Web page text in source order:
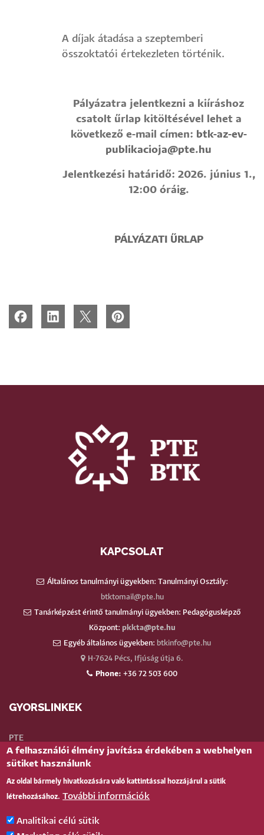
A díjak átadása a szeptemberi
összoktatói értekezleten történik.
Pályázatra jelentkezni a kiíráshoz
csatolt űrlap kitöltésével lehet a
következő e-mail címen: btk-az-ev-
publikacioja@pte.hu
Jelentkezési határidő: 2026. június 1.,
12:00 óráig.
PÁLYÁZATI ŰRLAP
KAPCSOLAT
Általános tanulmányi ügyekben: Tanulmányi Osztály:
btktomail@pte.hu
Tanárképzést érintő tanulmányi ügyekben: Pedagógusképző
Központ: pkkta@pte.hu
Egyéb általános ügyekben: btkinfo@pte.hu
H-7624 Pécs, Ifjúság útja 6.
Phone: +36 72 503 600
GYORSLINKEK
PTE
Neptun
Telefonkönyv
Teams
TÉR(oktatói)
A felhasználói élmény javítása érdekében a webhelyen
sütiket használunk
Az oldal bármely hivatkozására való kattintással hozzájárul a sütik
létrehozásához. További információk
Analitikai célú sütik